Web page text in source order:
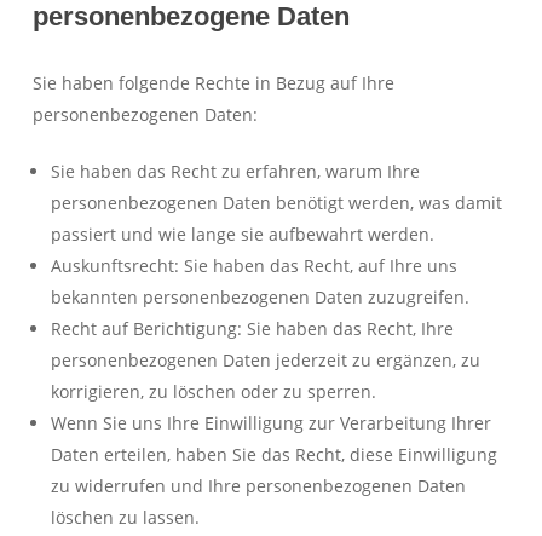
personenbezogene Daten
Sie haben folgende Rechte in Bezug auf Ihre
personenbezogenen Daten:
Sie haben das Recht zu erfahren, warum Ihre
personenbezogenen Daten benötigt werden, was damit
passiert und wie lange sie aufbewahrt werden.
Auskunftsrecht: Sie haben das Recht, auf Ihre uns
bekannten personenbezogenen Daten zuzugreifen.
Recht auf Berichtigung: Sie haben das Recht, Ihre
personenbezogenen Daten jederzeit zu ergänzen, zu
korrigieren, zu löschen oder zu sperren.
Wenn Sie uns Ihre Einwilligung zur Verarbeitung Ihrer
Daten erteilen, haben Sie das Recht, diese Einwilligung
zu widerrufen und Ihre personenbezogenen Daten
löschen zu lassen.